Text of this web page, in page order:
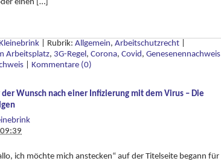
einen […]
Rubrik: Allgemein, Arbeitschutzrecht
Arbeitsplatz, 3G-Regel, Corona, Covid, Genesenennachweis
Kommentare (0)
der Wunsch nach einer Infizierung mit dem Virus – Die
ich möchte mich anstecken“ auf der Titelseite begann für